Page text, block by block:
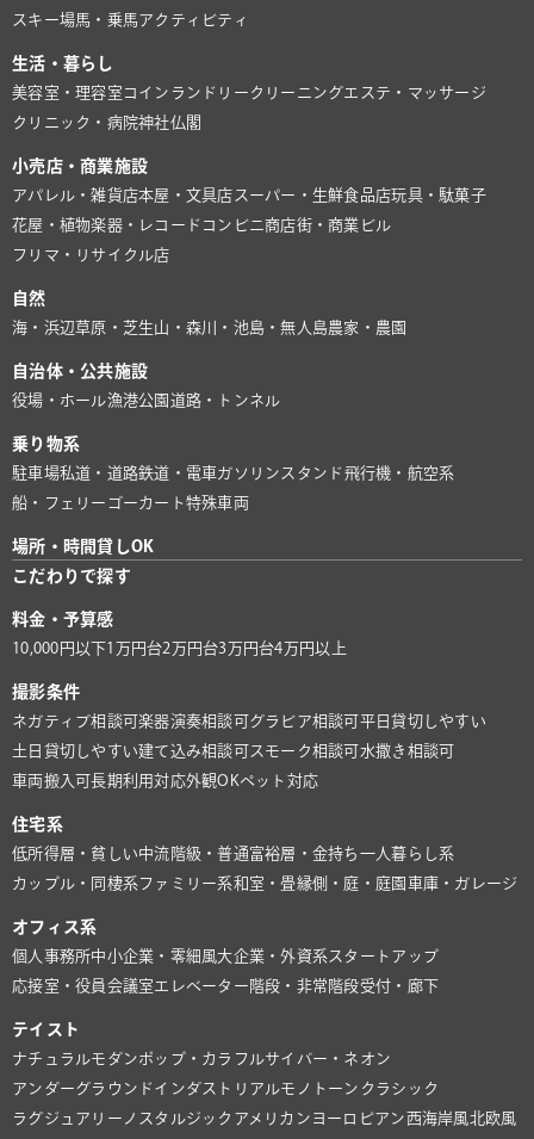
スキー場馬・乗馬アクティビティ
生活・暮らし
美容室・理容室 コインランドリー クリーニングエステ・マッサージ
クリニック・病院神社仏閣
小売店・商業施設
アパレル・雑貨店本屋・文具店 スーパー・生鮮食品店玩具・駄菓子
花屋・植物楽器・レコード コンビニ商店街・商業ビル
フリマ・リサイクル店
自然
海・浜辺 草原・芝生山・森川・池島・無人島農家・農園
自治体・公共施設
役場・ホール漁港公園 道路・トンネル
乗り物系
駐車場私道・道路鉄道・電車 ガソリンスタンド 飛行機・航空系
船・フェリー ゴーカート特殊車両
場所・時間貸しOK
こだわりで探す
料金・予算感
10,000円以下1万円台2万円台3万円台4万円以上
撮影条件
ネガティブ相談可楽器演奏相談可 グラビア相談可 平日貸切しやすい
土日貸切しやすい建て込み相談可 スモーク相談可 水撒き相談可
車両搬入可長期利用対応外観OKペット対応
住宅系
低所得層・貧しい中流階級・普通富裕層・金持ち 一人暮らし系
カップル・同棲系ファミリー系和室・畳縁側・庭・庭園 車庫・ガレージ
オフィス系
個人事務所中小企業・零細風大企業・外資系スタートアップ
応接室・役員会議室 エレベーター 階段・非常階段受付・廊下
テイスト
ナチュラルモダンポップ・カラフルサイバー・ネオン
アンダーグラウンド インダストリアルモノトーン クラシック
ラグジュアリー ノスタルジック アメリカン ヨーロピアン 西海岸風北欧風